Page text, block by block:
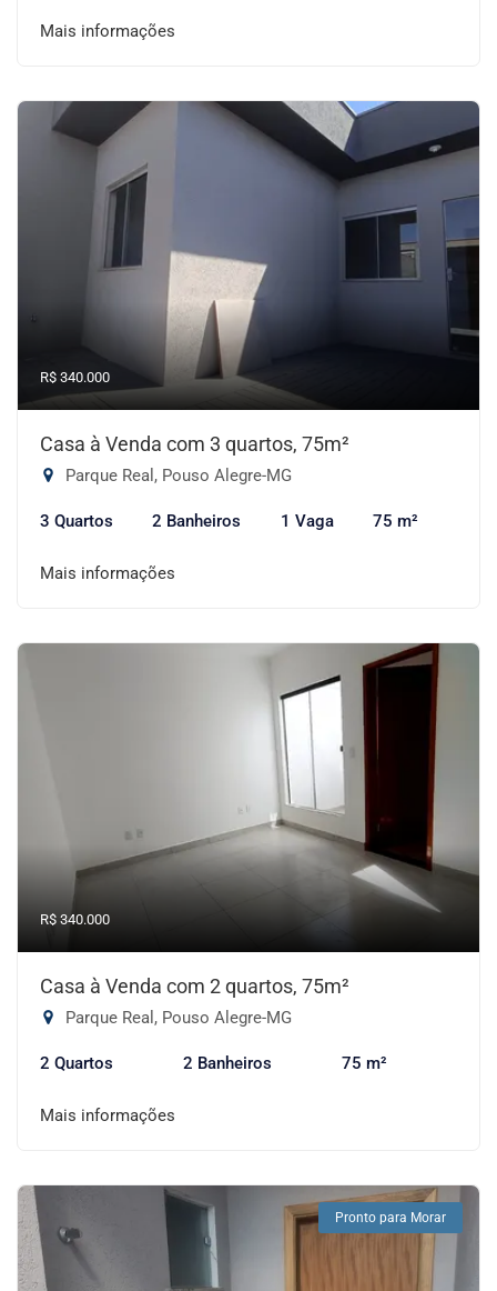
Mais informações
R$ 340.000
Casa à Venda com 3 quartos, 75m²
Parque Real, Pouso Alegre-MG
3 Quartos 2 Banheiros 1 Vaga 75 m²
Mais informações
R$ 340.000
Casa à Venda com 2 quartos, 75m²
Parque Real, Pouso Alegre-MG
2 Quartos 2 Banheiros 75 m²
Mais informações
Pronto para Morar